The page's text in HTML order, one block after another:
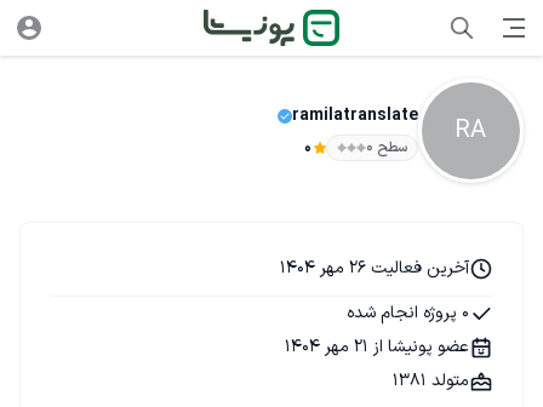
RA
ramilatranslate
سطح ۰ 0
آخرین فعالیت 26 مهر 1404
0 پروژه انجام شده
عضو پونیشا از 21 مهر 1404
متولد 1381